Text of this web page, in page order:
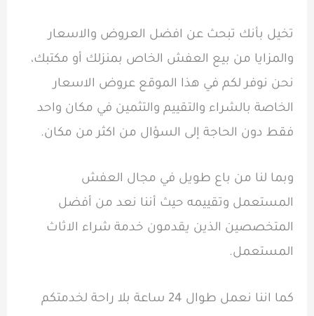
تخيل بأنك تبحث عن افضل العروض والاسعار
والمزايا من بيع العفش الخاص بمنزلك أو مكتبك،
نحن نوفر لكم في هذا الموقع عروض الاسعار
الخاصة بالشراء والتقييم والتثمين في مكان واحد
فقط دون الحاجة إلى السؤال من اكثر من مكان.
وبما لنا من باع طويل في مجال العفش
المستعمل وتقييمه حيث أننا نعد من أفضل
المتخصصين الذين يقدمون خدمة شراء الاثاث
المستعمل.
كما اننا نعمل طوال 24 ساعة بلا راحة لخدمتكم